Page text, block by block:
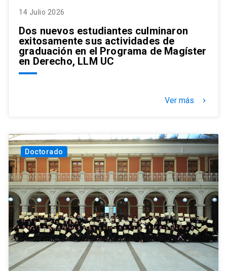
14 Julio 2026
Dos nuevos estudiantes culminaron
exitosamente sus actividades de
graduación en el Programa de Magíster
en Derecho, LLM UC
Ver más keyboard_arrow_right
Doctorado